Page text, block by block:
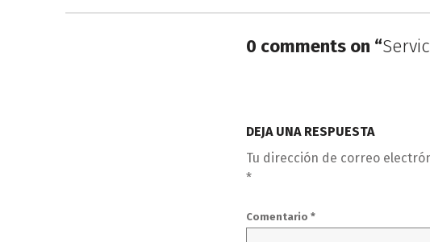
0 comments on “
DEJA UNA RESPUESTA
Tu dirección de correo
*
Comentario*